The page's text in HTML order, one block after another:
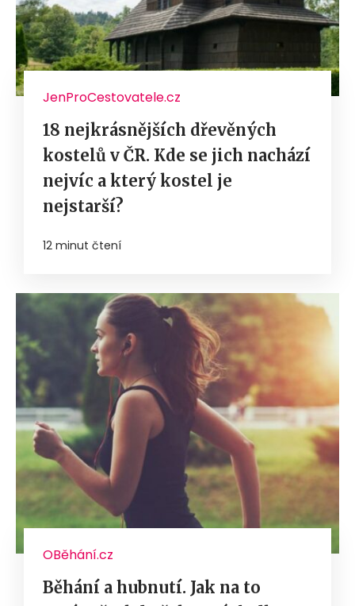
JenProCestovatele.cz
18 nejkrásnějších dřevěných
kostelů v ČR. Kde se jich nachází
nejvíc a který kostel je
nejstarší?
12 minut čtení
OBěhání.cz
Běhání a hubnutí. Jak na to